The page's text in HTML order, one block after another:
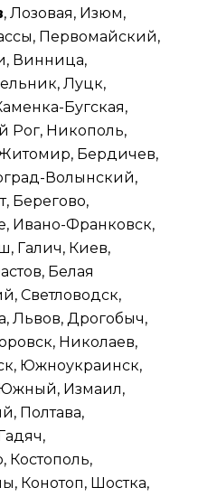
, Лозовая, Изюм,
Первомайский,
Винница,
Луцк,
Бугская,
Рог, Никополь,
Бердичев,
Волынский,
Берегово,
Ивано-Франковск,
Галич, Киев,
Белая
Светловодск,
Львов, Дрогобыч,
Николаев,
Южноукраинск,
Южный, Измаил,
Полтава,
Костополь,
Конотоп, Шостка,